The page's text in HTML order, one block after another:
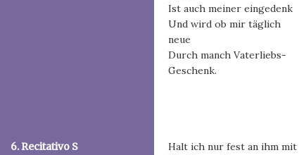
Ist auch meiner eingedenk
Und wird ob mir täglich
neue
Durch manch Vaterliebs-
Geschenk.
6. Recitativo S
Halt ich nur fest an ihm mit